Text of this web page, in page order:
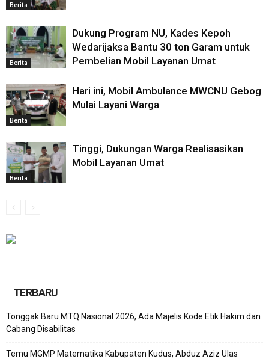
Berita
Berita
Dukung Program NU, Kades Kepoh
Wedarijaksa Bantu 30 ton Garam untuk
Pembelian Mobil Layanan Umat
Berita
Hari ini, Mobil Ambulance MWCNU Gebog
Mulai Layani Warga
Berita
Tinggi, Dukungan Warga Realisasikan
Mobil Layanan Umat
TERBARU
Tonggak Baru MTQ Nasional 2026, Ada Majelis Kode Etik Hakim dan
Cabang Disabilitas
Temu MGMP Matematika Kabupaten Kudus, Abduz Aziz Ulas